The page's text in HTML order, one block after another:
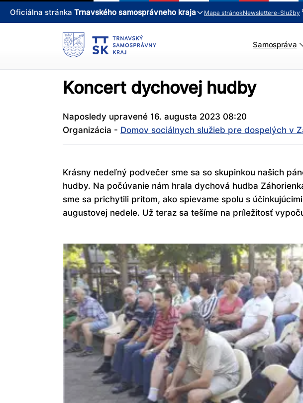
Oficiálna stránka Trnavského samosprávneho kraja Mapa stránokNewslettere-Služby
Samospráva
Koncert dychovej hudby
Naposledy upravené 16. augusta 2023 08:20
Organizácia - Domov sociálnych služieb pre dospelých v
Krásny nedeľný podvečer sme sa so skupinkou našich
hudby. Na počúvanie nám hrala dychová hudba
sme sa prichytili pritom, ako spievame spolu s
augustovej nedele. Už teraz sa tešíme na príležitosť